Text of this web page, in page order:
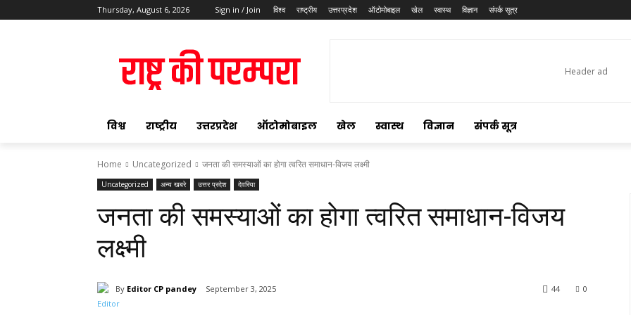
Thursday, August 6, 2026 Sign in / Join विश्व राष्ट्रीय उत्तरप्रदेश ऑटोमोबाइल खेल स्वास्थ विज्ञान संपर्क सूत्र
विश्व राष्ट्रीय उत्तरप्रदेश ऑटोमोबाइल खेल स्वास्थ विज्ञान संपर्क सूत्र
Home Uncategorized जनता की समस्याओं का होगा त्वरित समाधान-विजय लक्ष्मी
Uncategorized अन्य खबरे उत्तर प्रदेश देवरिया
जनता की समस्याओं का होगा त्वरित समाधान-विजय
लक्ष्मी
By Editor CP pandey September 3, 2025 0
44